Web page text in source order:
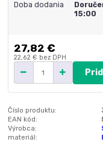
Doba dodania
15:00
27,82 €
22,62 € bez DPH
Číslo produktu:
EAN kód:
Výrobca:
materiál: